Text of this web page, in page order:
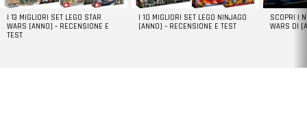
I 13 MIGLIORI SET LEGO STAR
WARS [ANNO] – RECENSIONE E
TEST
I 10 MIGLIORI SET LEGO NINJAGO
[ANNO] – RECENSIONE E TEST
SCOPRI I
WARS DI